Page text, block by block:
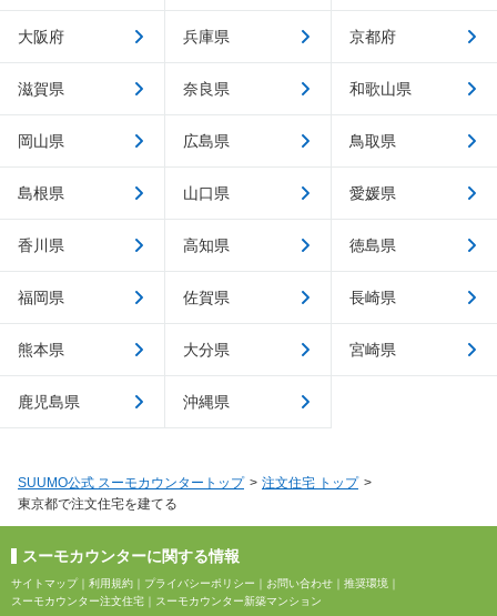
大阪府 兵庫県 京都府
滋賀県 奈良県 和歌山県
岡山県 広島県 鳥取県
島根県 山口県 愛媛県
香川県 高知県 徳島県
福岡県 佐賀県 長崎県
熊本県 大分県 宮崎県
鹿児島県 沖縄県
SUUMO公式 スーモカウンタートップ
注文住宅 トップ
東京都で注文住宅を建てる
スーモカウンターに関する情報
サイトマップ｜ 利用規約 ｜ プライバシーポリシー ｜ お問い合わせ ｜ 推奨環境 ｜
スーモカウンター注文住宅 ｜ スーモカウンター新築マンション